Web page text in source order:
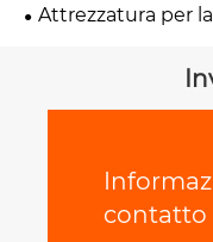
Attrezzatura per
contatto